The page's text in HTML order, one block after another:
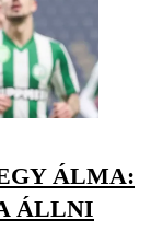
ÁLMA:
ÁLLNI